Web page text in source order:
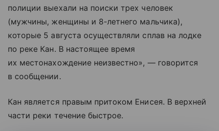
полиции выехали на поиски трех человек
(мужчины, женщины и 8-летнего мальчика),
которые 5 августа осуществляли сплав на лодке
по реке Кан. В настоящее время
их местонахождение неизвестно», — говорится
в сообщении.
Кан является правым притоком Енисея. В верхней
части реки течение быстрое.